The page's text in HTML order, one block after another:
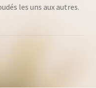
les uns aux autres.